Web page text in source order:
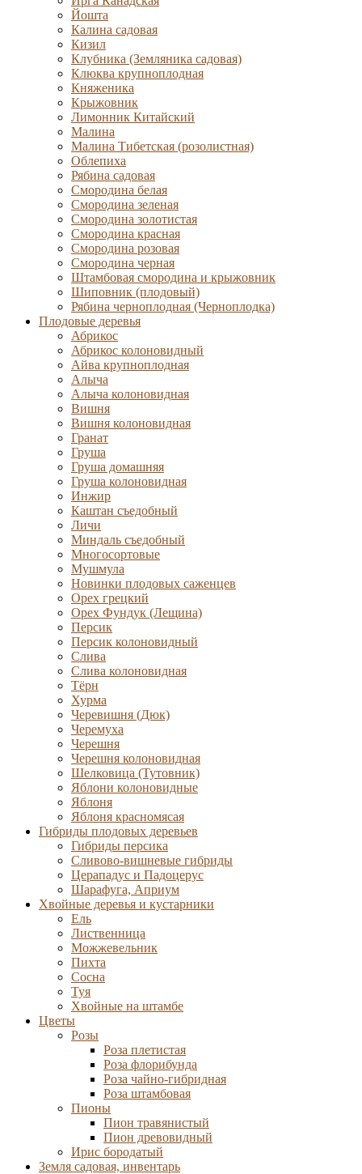
Йошта
Калина садовая
Кизил
Клубника (Земляника садовая)
Клюква крупноплодная
Княженика
Крыжовник
Лимонник Китайский
Малина
Малина Тибетская (розолистная)
Облепиха
Рябина садовая
Смородина белая
Смородина зеленая
Смородина золотистая
Смородина красная
Смородина розовая
Смородина черная
Штамбовая смородина и крыжовник
Шиповник (плодовый)
Рябина черноплодная (Черноплодка)
Плодовые деревья
Абрикос
Абрикос колоновидный
Айва крупноплодная
Алыча
Алыча колоновидная
Вишня
Вишня колоновидная
Гранат
Груша
Груша домашняя
Груша колоновидная
Инжир
Каштан съедобный
Личи
Миндаль съедобный
Многосортовые
Мушмула
Новинки плодовых саженцев
Орех грецкий
Орех Фундук (Лещина)
Персик
Персик колоновидный
Слива
Слива колоновидная
Тёрн
Хурма
Черевишня (Дюк)
Черемуха
Черешня
Черешня колоновидная
Шелковица (Тутовник)
Яблони колоновидные
Яблоня
Яблоня красномясая
Гибриды плодовых деревьев
Гибриды персика
Сливово-вишневые гибриды
Церападус и Падоцерус
Шарафуга, Априум
Хвойные деревья и кустарники
Ель
Лиственница
Можжевельник
Пихта
Сосна
Туя
Хвойные на штамбе
Цветы
Розы
Роза плетистая
Роза флорибунда
Роза чайно-гибридная
Роза штамбовая
Пионы
Пион травянистый
Пион древовидный
Ирис бородатый
Земля садовая, инвентарь